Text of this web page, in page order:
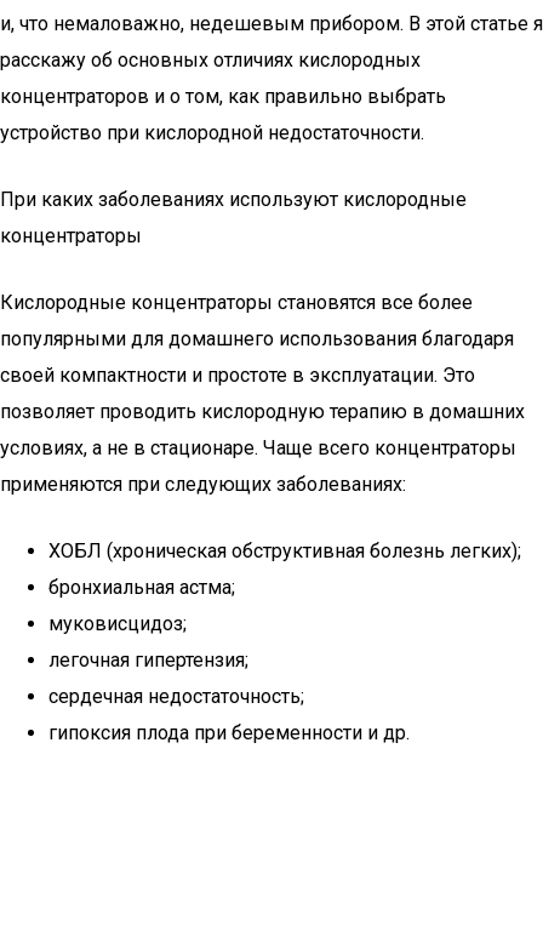
и, что немаловажно, недешевым прибором. В этой статье я
расскажу об основных отличиях кислородных
концентраторов и о том, как правильно выбрать
устройство при кислородной недостаточности.
При каких заболеваниях используют кислородные
концентраторы
Кислородные концентраторы становятся все более
популярными для домашнего использования благодаря
своей компактности и простоте в эксплуатации. Это
позволяет проводить кислородную терапию в домашних
условиях, а не в стационаре. Чаще всего концентраторы
применяются при следующих заболеваниях:
ХОБЛ (хроническая обструктивная болезнь легких);
бронхиальная астма;
муковисцидоз;
легочная гипертензия;
сердечная недостаточность;
гипоксия плода при беременности и др.